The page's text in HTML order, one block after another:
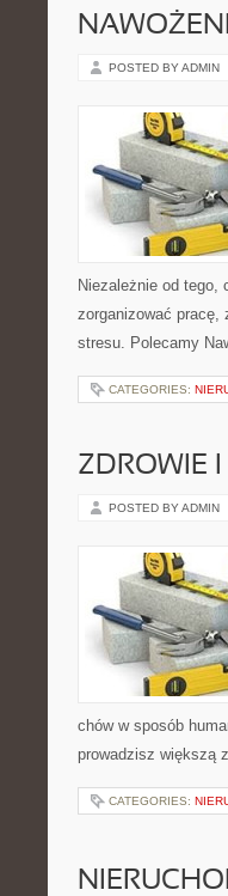
POSTED BY ADMIN
Niezależnie od
zorganizować pracę,
stresu. Polecamy
CATEGORIES:
ZDROWIE
POSTED BY ADMIN
chów w sposób
prowadzisz większą
CATEGORIES: